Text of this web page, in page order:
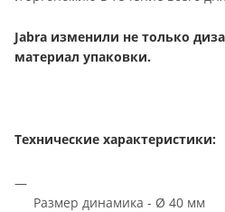
Jabra изменили не только
материал упаковки.
Технические характеристики:
Размер динамика - Ø 40 мм